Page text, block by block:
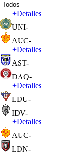
+Detalles
UNI-
AUC-
+Detalles
AST-
DAQ-
+Detalles
LDU-
IDV-
+Detalles
AUC-
LDN-